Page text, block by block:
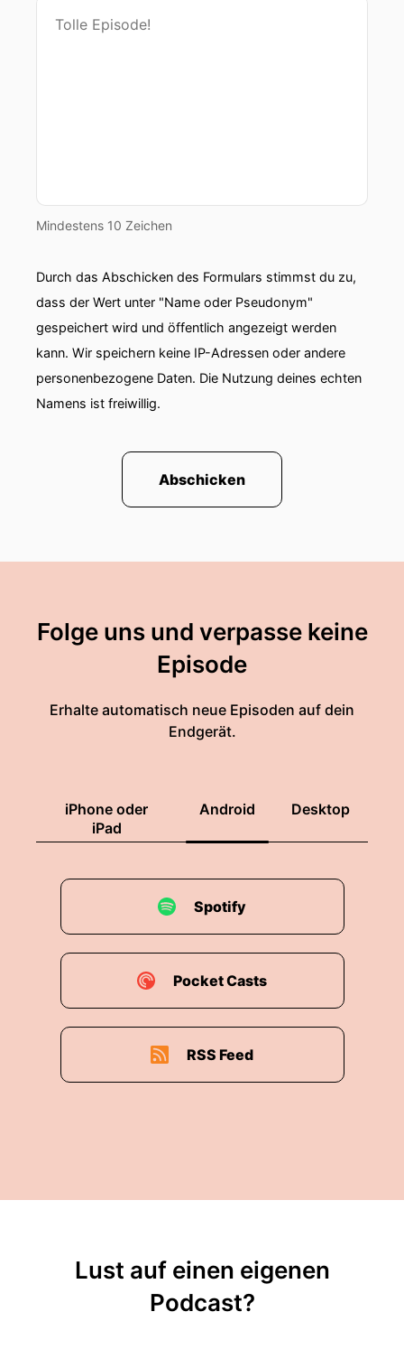
Mindestens 10 Zeichen
Durch das Abschicken des Formulars stimmst du zu,
dass der Wert unter "Name oder Pseudonym"
gespeichert wird und öffentlich angezeigt werden
kann. Wir speichern keine IP-Adressen oder andere
personenbezogene Daten. Die Nutzung deines echten
Namens ist freiwillig.
Abschicken
Folge uns und verpasse keine
Episode
Erhalte automatisch neue Episoden auf dein
Endgerät.
iPhone oder
iPad
Android Desktop
Spotify
Pocket Casts
RSS Feed
Lust auf einen eigenen
Podcast?